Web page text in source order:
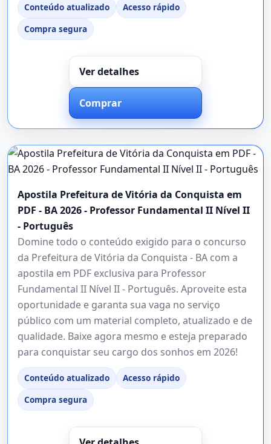
Conteúdo atualizado
Acesso rápido
Compra segura
Ver detalhes
Comprar
Apostila Prefeitura de Vitória da Conquista em
PDF - BA 2026 - Professor Fundamental II Nível II
- Português
Domine todo o conteúdo exigido para o concurso
da Prefeitura de Vitória da Conquista - BA com a
apostila em PDF exclusiva para Professor
Fundamental II Nível II - Português. Aproveite esta
oportunidade e garanta sua vaga no serviço
público com um material completo, atualizado e de
qualidade. Baixe agora mesmo e esteja preparado
para conquistar seu cargo dos sonhos em 2026!
Conteúdo atualizado
Acesso rápido
Compra segura